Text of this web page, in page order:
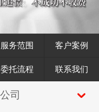
服务范围 客户案例
委托流程 联系我们
司